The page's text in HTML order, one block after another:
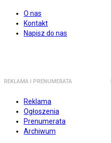
O nas
Kontakt
Napisz do nas
REKLAMA I PRENUMERATA
Reklama
Ogłoszenia
Prenumerata
Archiwum